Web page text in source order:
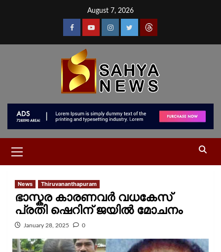
August 7, 2026
News Thiruvananthapuram
ഭാസ്കര കാരണവർ വധകേസ്
പ്രതി ഷെറിന് ജയിൽ മോചനം
January 28, 2025 0